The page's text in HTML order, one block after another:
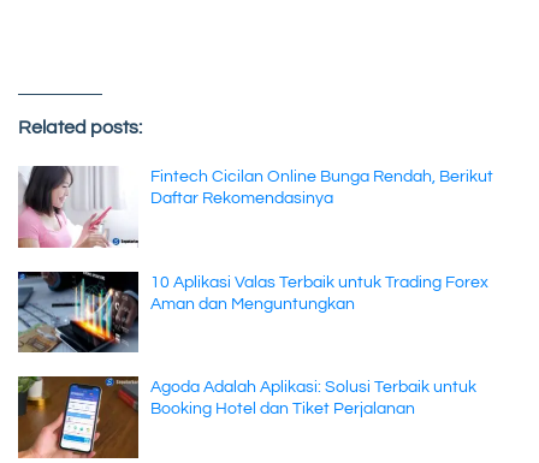
Related posts:
Fintech Cicilan Online Bunga Rendah, Berikut
Daftar Rekomendasinya
10 Aplikasi Valas Terbaik untuk Trading Forex
Aman dan Menguntungkan
Agoda Adalah Aplikasi: Solusi Terbaik untuk
Booking Hotel dan Tiket Perjalanan